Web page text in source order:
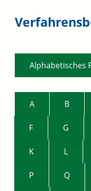
Alphabetisches
A B
F G
K L
P Q